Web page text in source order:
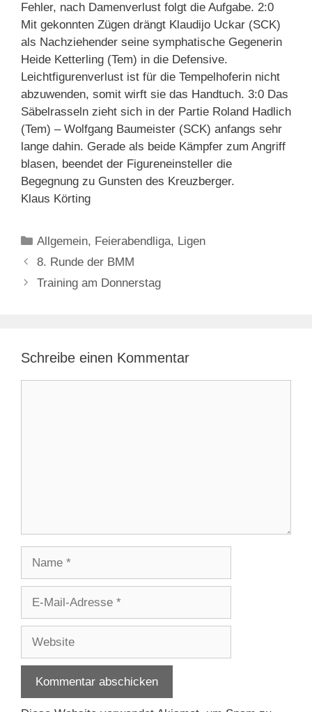
Fehler, nach Damenverlust folgt die Aufgabe. 2:0
Mit gekonnten Zügen drängt Klaudijo Uckar (SCK)
als Nachziehender seine symphatische Gegenerin
Heide Ketterling (Tem) in die Defensive.
Leichtfigurenverlust ist für die Tempelhoferin nicht
abzuwenden, somit wirft sie das Handtuch. 3:0 Das
Säbelrasseln zieht sich in der Partie Roland Hadlich
(Tem) – Wolfgang Baumeister (SCK) anfangs sehr
lange dahin. Gerade als beide Kämpfer zum Angriff
blasen, beendet der Figureneinsteller die
Begegnung zu Gunsten des Kreuzberger.
Klaus Körting
Kategorien
Allgemein, Feierabendliga, Ligen
8. Runde der BMM
Training am Donnerstag
Schreibe einen Kommentar
Adresse